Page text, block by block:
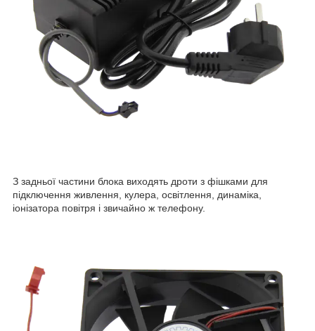
З задньої частини блока виходять дроти з фішками для
підключення живлення, кулера, освітлення, динаміка,
іонізатора повітря і звичайно ж телефону.